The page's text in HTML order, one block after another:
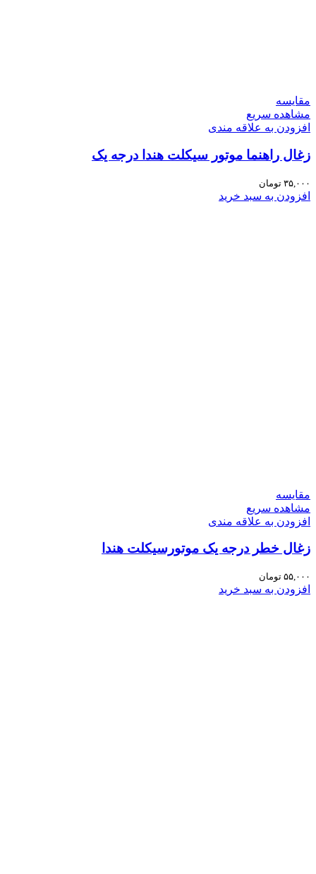
مقایسه
مشاهده سریع
افزودن به علاقه مندی
زغال راهنما موتور سیکلت هندا درجه یک
۳۵,۰۰۰ تومان
افزودن به سبد خرید
مقایسه
مشاهده سریع
افزودن به علاقه مندی
زغال خطر درجه یک موتورسیکلت هندا
۵۵,۰۰۰ تومان
افزودن به سبد خرید